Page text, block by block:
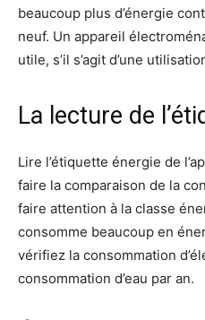
beaucoup plus d’énergie
neuf. Un appareil
utile, s’il s’agit d’une
La lecture de
Lire l’étiquette énergie de
faire la comparaison de la
faire attention à la classe
consomme beaucoup en
vérifiez la consommation
consommation d’eau par an.